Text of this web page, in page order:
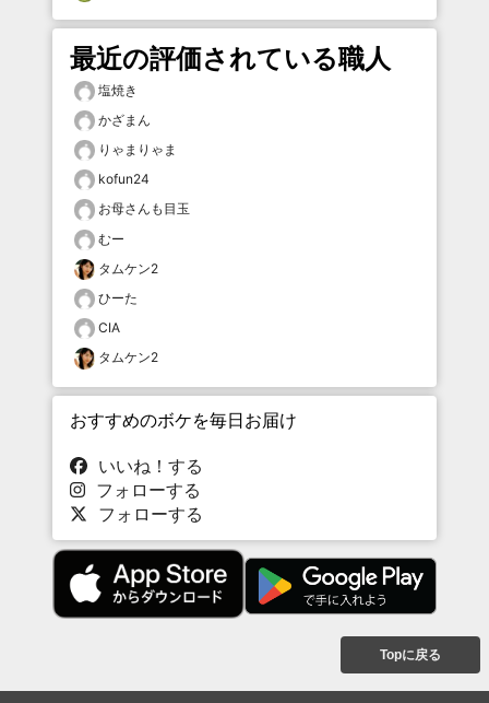
最近の評価されている職人
塩焼き
かざまん
りゃまりゃま
kofun24
お母さんも目玉
むー
タムケン2
ひーた
CIA
タムケン2
おすすめのボケを毎日お届け
いいね！する
フォローする
フォローする
Topに戻る